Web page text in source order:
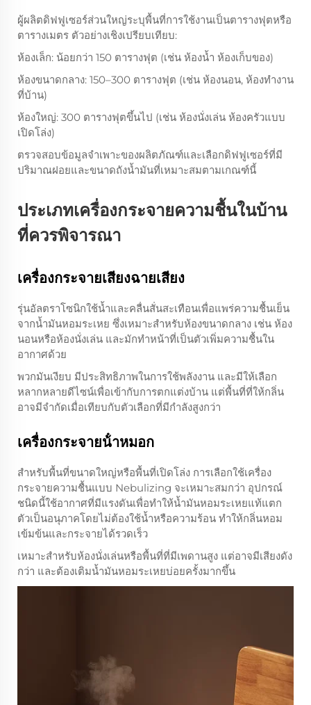
ผู้ผลิตดิฟฟูเซอร์ส่วนใหญ่ระบุพื้นที่การใช้งานเป็นตารางฟุตหรือ
ตารางเมตร ตัวอย่างเชิงเปรียบเทียบ:
ห้องเล็ก: น้อยกว่า 150 ตารางฟุต (เช่น ห้องน้ำ ห้องเก็บของ)
ห้องขนาดกลาง: 150–300 ตารางฟุต (เช่น ห้องนอน, ห้องทำงาน
ที่บ้าน)
ห้องใหญ่: 300 ตารางฟุตขึ้นไป (เช่น ห้องนั่งเล่น ห้องครัวแบบ
เปิดโล่ง)
ตรวจสอบข้อมูลจำเพาะของผลิตภัณฑ์และเลือกดิฟฟูเซอร์ที่มี
ปริมาณฝอยและขนาดถังน้ำมันที่เหมาะสมตามเกณฑ์นี้
ประเภทเครื่องกระจายความชื้นในบ้าน
ที่ควรพิจารณา
เครื่องกระจายเสียงฉายเสียง
รุ่นอัลตราโซนิกใช้น้ำและคลื่นสั่นสะเทือนเพื่อแพร่ความชื้นเย็น
จากน้ำมันหอมระเหย ซึ่งเหมาะสำหรับห้องขนาดกลาง เช่น ห้อง
นอนหรือห้องนั่งเล่น และมักทำหน้าที่เป็นตัวเพิ่มความชื้นใน
อากาศด้วย
พวกมันเงียบ มีประสิทธิภาพในการใช้พลังงาน และมีให้เลือก
หลากหลายดีไซน์เพื่อเข้ากับการตกแต่งบ้าน แต่พื้นที่ที่ให้กลิ่น
อาจมีจำกัดเมื่อเทียบกับตัวเลือกที่มีกำลังสูงกว่า
เครื่องกระจายน้ําหมอก
สำหรับพื้นที่ขนาดใหญ่หรือพื้นที่เปิดโล่ง การเลือกใช้เครื่อง
กระจายความชื้นแบบ Nebulizing จะเหมาะสมกว่า อุปกรณ์
ชนิดนี้ใช้อากาศที่มีแรงดันเพื่อทำให้น้ำมันหอมระเหยแท้แตก
ตัวเป็นอนุภาคโดยไม่ต้องใช้น้ำหรือความร้อน ทำให้กลิ่นหอม
เข้มข้นและกระจายได้รวดเร็ว
เหมาะสำหรับห้องนั่งเล่นหรือพื้นที่ที่มีเพดานสูง แต่อาจมีเสียงดัง
กว่า และต้องเติมน้ำมันหอมระเหยบ่อยครั้งมากขึ้น